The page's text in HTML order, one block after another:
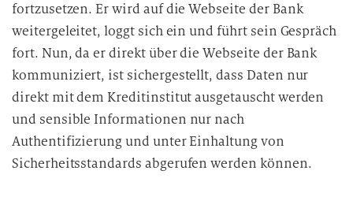
fortzusetzen. Er wird auf die Webseite der Bank
weitergeleitet, loggt sich ein und führt sein Gespräch
fort. Nun, da er direkt über die Webseite der Bank
kommuniziert, ist sichergestellt, dass Daten nur
direkt mit dem Kreditinstitut ausgetauscht werden
und sensible Informationen nur nach
Authentifizierung und unter Einhaltung von
Sicherheitsstandards abgerufen werden können.